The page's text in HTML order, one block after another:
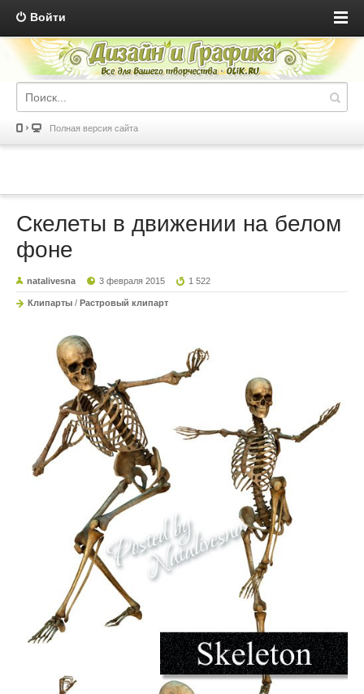
Войти
Полная версия сайта
Скелеты в движении на белом
фоне
natalivesna 3 февраля 2015 1 522
Клипарты / Растровый клипарт